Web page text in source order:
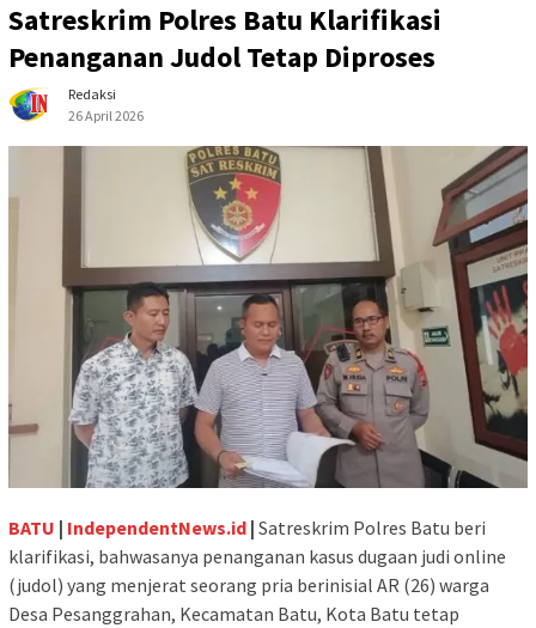
Satreskrim Polres Batu Klarifikasi
Penanganan Judol Tetap Diproses
Redaksi
26 April 2026
BATU | IndependentNews.id | Satreskrim Polres Batu beri
klarifikasi, bahwasanya penanganan kasus dugaan judi online
(judol) yang menjerat seorang pria berinisial AR (26) warga
Desa Pesanggrahan, Kecamatan Batu, Kota Batu tetap